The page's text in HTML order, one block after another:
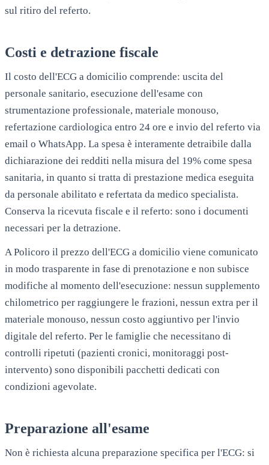
sul ritiro del referto.
Costi e detrazione fiscale
Il costo dell'ECG a domicilio comprende: uscita del
personale sanitario, esecuzione dell'esame con
strumentazione professionale, materiale monouso,
refertazione cardiologica entro 24 ore e invio del referto via
email o WhatsApp. La spesa è interamente detraibile dalla
dichiarazione dei redditi nella misura del 19% come spesa
sanitaria, in quanto si tratta di prestazione medica eseguita
da personale abilitato e refertata da medico specialista.
Conserva la ricevuta fiscale e il referto: sono i documenti
necessari per la detrazione.
A Policoro il prezzo dell'ECG a domicilio viene comunicato
in modo trasparente in fase di prenotazione e non subisce
modifiche al momento dell'esecuzione: nessun supplemento
chilometrico per raggiungere le frazioni, nessun extra per il
materiale monouso, nessun costo aggiuntivo per l'invio
digitale del referto. Per le famiglie che necessitano di
controlli ripetuti (pazienti cronici, monitoraggi post-
intervento) sono disponibili pacchetti dedicati con
condizioni agevolate.
Preparazione all'esame
Non è richiesta alcuna preparazione specifica per l'ECG: si